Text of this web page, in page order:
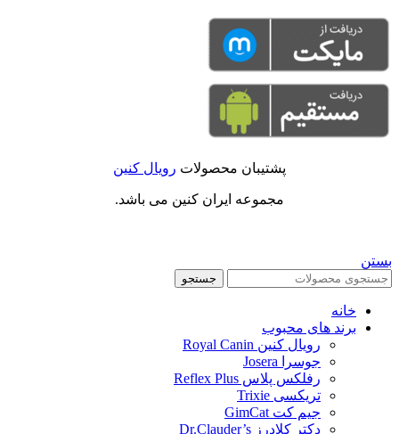
پشتیبان محصولات رویال کنین
مجموعه ایران کنین می باشد.
بستن
جستجو
خانه
برند های محبوب
رویال کنین Royal Canin
جوسرا Josera
رفلکس پلاس Reflex Plus
تریکسی Trixie
جیم کت GimCat
دکتر کلادرز Dr.Clauder’s